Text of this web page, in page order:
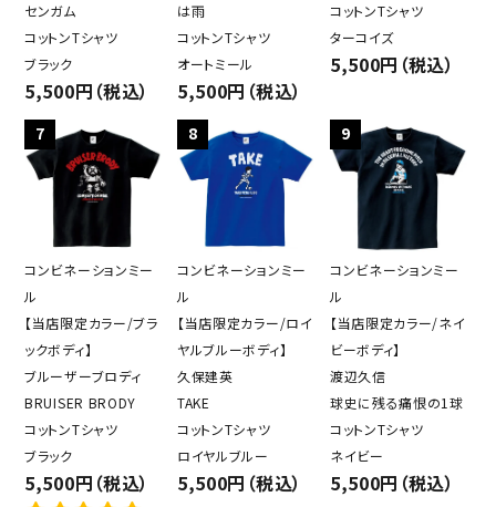
センガム
コットンTシャツ
ブラック
5,500円（税込）
は雨
コットンTシャツ
オートミール
5,500円（税込）
コットンTシャツ
ターコイズ
5,500円（税込）
7
コンビネーションミー
ル
【当店限定カラー/ブラ
ックボディ】
ブルーザーブロディ
BRUISER BRODY
コットンTシャツ
ブラック
5,500円（税込）
8
コンビネーションミー
ル
【当店限定カラー/ロイ
ヤルブルーボディ】
久保建英
TAKE
コットンTシャツ
ロイヤルブルー
5,500円（税込）
9
コンビネーションミー
ル
【当店限定カラー/ネイ
ビーボディ】
渡辺久信
球史に残る痛恨の1球
コットンTシャツ
ネイビー
5,500円（税込）